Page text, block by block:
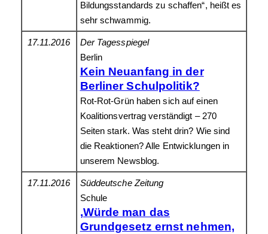
Bildungsstandards zu schaffen“, heißt es
sehr schwammig.
17.11.2016
Der Tagesspiegel
Berlin
Kein Neuanfang in der
Berliner Schulpolitik?
Rot-Rot-Grün haben sich auf einen
Koalitionsvertrag verständigt – 270
Seiten stark. Was steht drin? Wie sind
die Reaktionen? Alle Entwicklungen in
unserem Newsblog.
17.11.2016
Süddeutsche Zeitung
Schule
‚Würde man das
Grundgesetz ernst nehmen,